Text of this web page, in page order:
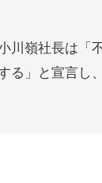
川嶺社長は「
る」と宣言し